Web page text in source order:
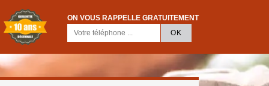
ON VOUS RAPPELLE GRATUITEMENT